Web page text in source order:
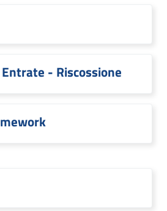
- Riscossione